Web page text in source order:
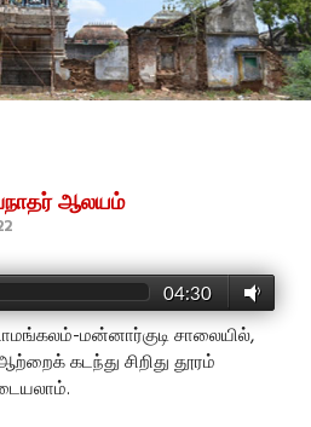
ஆலயம்
04:30
மன்னார்குடி சாலையில்,
கடந்து சிறிது தூரம்